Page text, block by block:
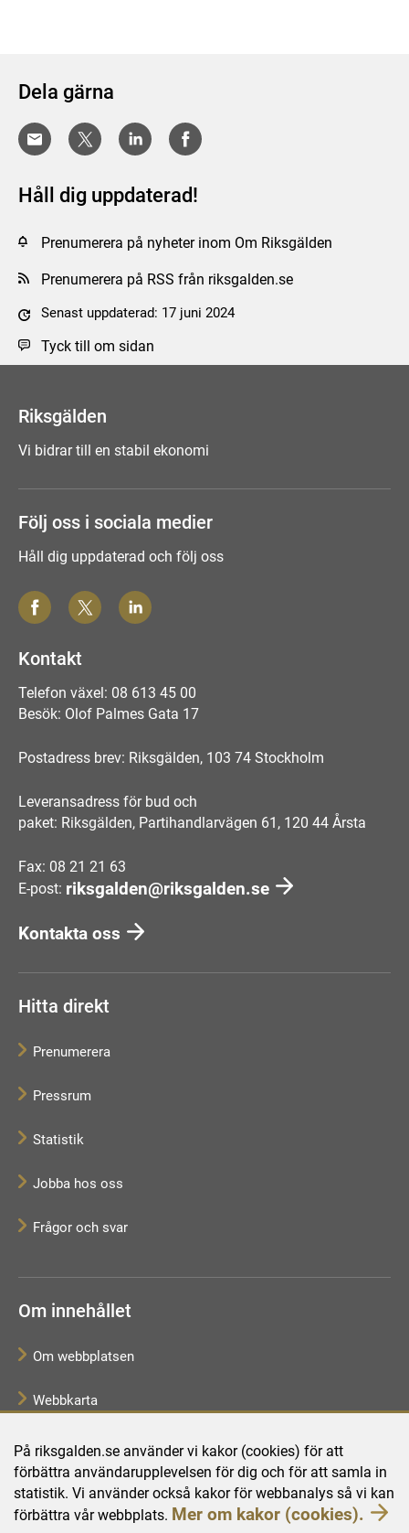
På riksgalden.se använder vi kakor (cookies) för att
förbättra användarupplevelsen för dig och för att samla in
statistik. Vi använder också kakor för webbanalys så vi kan
förbättra vår webbplats. Mer om kakor (cookies).
Dela gärna
Håll dig uppdaterad!
Prenumerera på nyheter inom Om Riksgälden
Prenumerera på RSS från riksgalden.se
Senast uppdaterad: 17 juni 2024
Tyck till om sidan
Riksgälden
Vi bidrar till en stabil ekonomi
Följ oss i sociala medier
Håll dig uppdaterad och följ oss
Kontakt
Telefon växel: 08 613 45 00
Besök: Olof Palmes Gata 17
Postadress brev: Riksgälden, 103 74 Stockholm
Leveransadress för bud och
paket: Riksgälden, Partihandlarvägen 61, 120 44 Årsta
Fax: 08 21 21 63
E-post: riksgalden@riksgalden.se
Kontakta oss
Hitta direkt
Prenumerera
Pressrum
Statistik
Jobba hos oss
Frågor och svar
Om innehållet
Om webbplatsen
Webbkarta
Tillgänglighetsredogörelse
Behandling av personuppgifter